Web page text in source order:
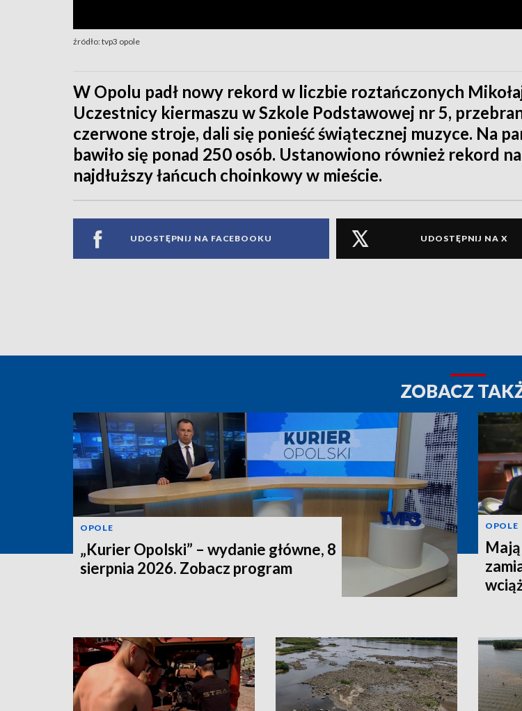
źródło: tvp3 opole
W Opolu padł nowy rekord w liczbie roztańczonych
Uczestnicy kiermaszu w Szkole Podstawowej nr 5,
czerwone stroje, dali się ponieść świątecznej muzyce. Na
bawiło się ponad 250 osób. Ustanowiono również rekord na
najdłuższy łańcuch choinkowy w mieście.
UDOSTĘPNIJ NA FACEBOOKU UDOSTĘPNIJ NA X
ZOBACZ
OPOLE
„Kurier Opolski” – wydanie główne, 8
sierpnia 2026. Zobacz program
OPOLE